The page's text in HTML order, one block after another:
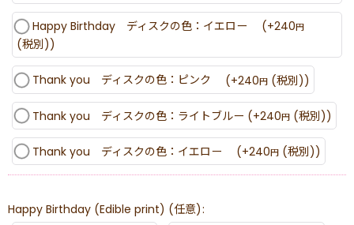
Happy Birthday ディスクの色：イエロー (+240円
(税別))
Thank you ディスクの色：ピンク (+240円 (税別))
Thank you ディスクの色：ライトブルー (+240円 (税別))
Thank you ディスクの色：イエロー (+240円 (税別))
Happy Birthday (Edible print) (任意):